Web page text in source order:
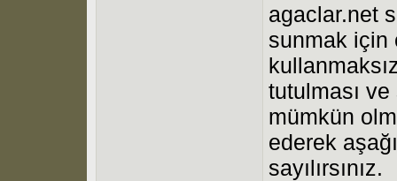
agaclar.net
sunmak için
tutulması
mümkün
ederek
sayılırsınız.